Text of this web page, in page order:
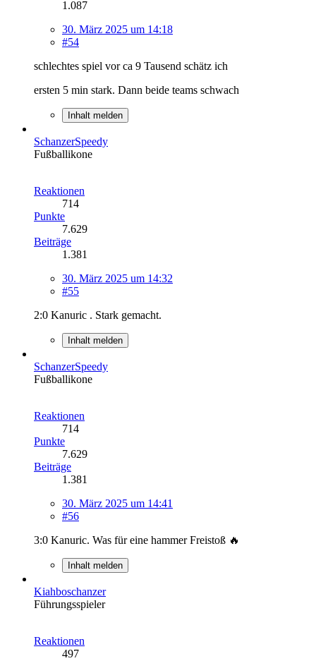
1.087
30. März 2025 um 14:18
#54
schlechtes spiel vor ca 9 Tausend schätz ich
ersten 5 min stark. Dann beide teams schwach
Inhalt melden
SchanzerSpeedy
Fußballikone
Reaktionen
714
Punkte
7.629
Beiträge
1.381
30. März 2025 um 14:32
#55
2:0 Kanuric . Stark gemacht.
Inhalt melden
SchanzerSpeedy
Fußballikone
Reaktionen
714
Punkte
7.629
Beiträge
1.381
30. März 2025 um 14:41
#56
3:0 Kanuric. Was für eine hammer Freistoß 🔥
Inhalt melden
Kiahboschanzer
Führungsspieler
Reaktionen
497